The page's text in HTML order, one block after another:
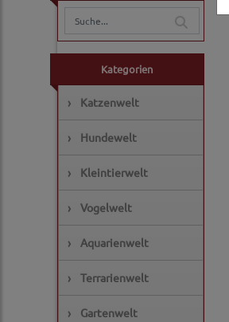
Kategorien
› Katzenwelt
› Hundewelt
› Kleintierwelt
› Vogelwelt
› Aquarienwelt
› Terrarienwelt
› Gartenwelt